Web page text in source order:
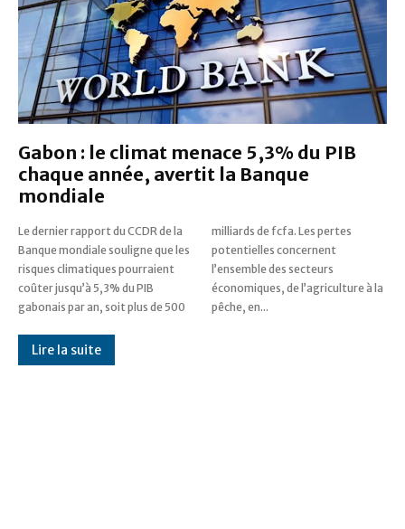
Gabon : le climat menace 5,3% du PIB
chaque année, avertit la Banque
mondiale
Le dernier rapport du CCDR de la
Banque mondiale souligne que les
risques climatiques pourraient
coûter jusqu’à 5,3% du PIB
gabonais par an, soit plus de 500
milliards de fcfa. Les pertes
potentielles concernent
l’ensemble des secteurs
économiques, de l’agriculture à la
pêche, en...
Lire la suite